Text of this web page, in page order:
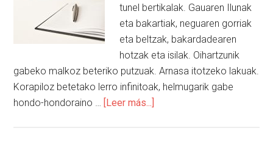
tunel bertikalak. Gauaren Ilunak
eta bakartiak, neguaren gorriak
eta beltzak, bakardadearen
hotzak eta isilak. Oihartzunik
gabeko malkoz beteriko putzuak. Arnasa itotzeko lakuak.
Korapiloz betetako lerro infinitoak, helmugarik gabe
hondo-hondoraino … [Leer más...]